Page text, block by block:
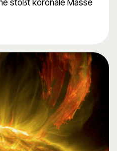
stößt koronale Masse